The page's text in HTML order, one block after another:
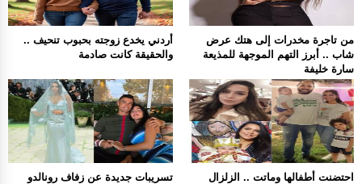
أردني يخدع زوجته بحبوب تنحيف ..
والحقيقة كانت صادمة
من تاجرة مخدرات إلى هتك عرض
شاب .. أبرز التهم الموجهة للمذيعة
سارة خليفة
تسريبات جديدة عن زفاف رونالدو
احتضنت أطفالها وماتت .. الزلزال